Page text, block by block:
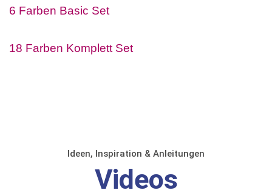
6 Farben Basic Set
18 Farben Komplett Set
Ideen, Inspiration & Anleitungen
Videos